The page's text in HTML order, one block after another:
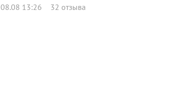
08.08 13:26 32 отзыва